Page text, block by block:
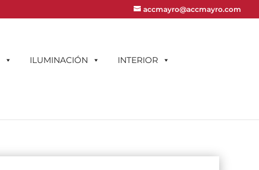
accmayro@accmayro.com
ILUMINACIÓN INTERIOR